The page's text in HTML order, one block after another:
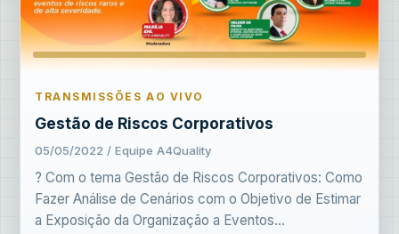
TRANSMISSÕES AO VIVO
Gestão de Riscos Corporativos
05/05/2022 / Equipe A4Quality
? Com o tema Gestão de Riscos Corporativos: Como
Fazer Análise de Cenários com o Objetivo de Estimar
a Exposição da Organização a Eventos...